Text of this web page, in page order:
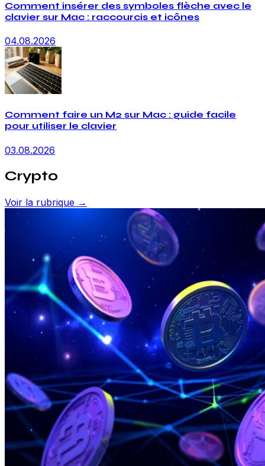
Comment insérer des symboles flèche avec le
clavier sur Mac : raccourcis et icônes
04.08.2026
Comment faire un M2 sur Mac : guide facile
pour utiliser le clavier
03.08.2026
Crypto
Voir la rubrique →